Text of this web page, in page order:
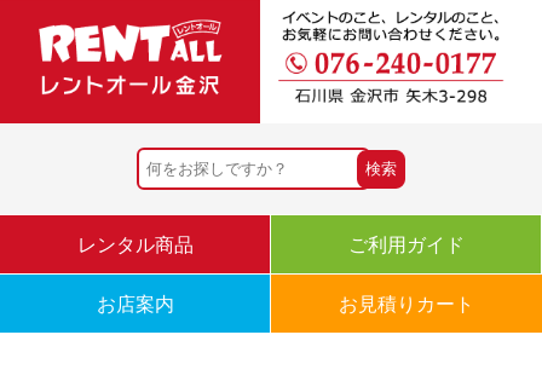
レンタル商品 ご利用ガイド
お店案内 お見積りカート